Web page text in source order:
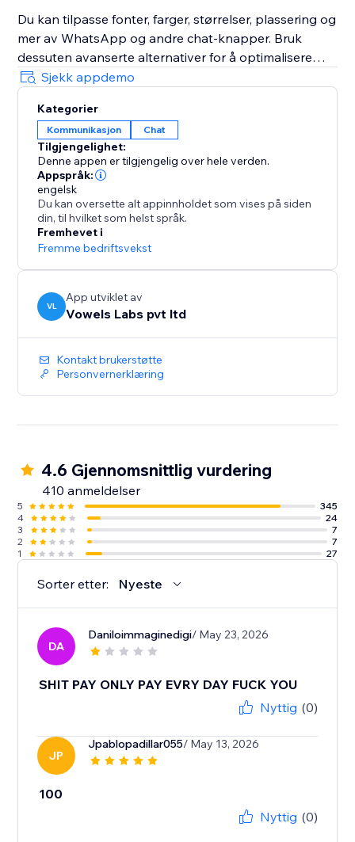
Du kan tilpasse fonter, farger, størrelser, plassering og
mer av WhatsApp og andre chat-knapper. Bruk
dessuten avanserte alternativer for å optimalisere
chat-widgeten for maksimale konverteringer. Du vil
kunne vise WhatsApp og andre chat-widgets til de
kvalifiserte besøkende til rett tid. Du kan spore
ytelsen din via innebygde analyser for å få bedre
innsikt i hvordan du bedre kan kommunisere med
kundene dine ved hjelp av chat
Sjekk appdemo
Kategorier
Kommunikasjon Chat
Tilgjengelighet:
Denne appen er tilgjengelig over hele verden.
Appspråk:
engelsk
Du kan oversette alt appinnholdet som vises på siden
din, til hvilket som helst språk.
Fremhevet i
Fremme bedriftsvekst
VL
App utviklet av
Vowels Labs pvt ltd
Kontakt brukerstøtte
Personvernerklæring
4.6 Gjennomsnittlig vurdering
410 anmeldelser
5
345
4
24
3
7
2
7
1
27
Sorter etter: Nyeste
DA
Daniloimmaginedigi/ May 23, 2026
SHIT PAY ONLY PAY EVRY DAY FUCK YOU
Nyttig (0)
JP
Jpablopadillar055/ May 13, 2026
100
Nyttig (0)